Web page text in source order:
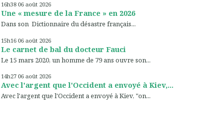
16h38 06 août 2026
Une « mesure de la France » en 2026
Dans son Dictionnaire du désastre français...
15h16 06 août 2026
Le carnet de bal du docteur Fauci
Le 15 mars 2020, un homme de 79 ans ouvre son...
14h27 06 août 2026
Avec l'argent que l'Occident a envoyé à Kiev,...
Avec l'argent que l'Occident a envoyé à Kiev, "on...